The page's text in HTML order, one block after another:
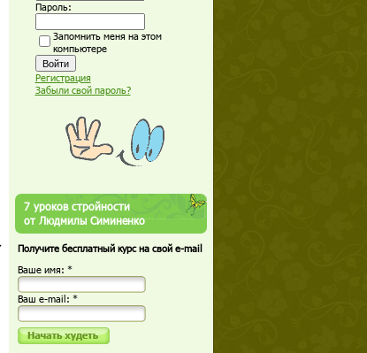
Пароль:
Запомнить меня на этом
компьютере
Регистрация
Забыли свой пароль?
7 уроков стройности
от Людмилы Симиненко
Получите бесплатный курс на свой e-mail
Ваше имя: *
Ваш е-mail: *